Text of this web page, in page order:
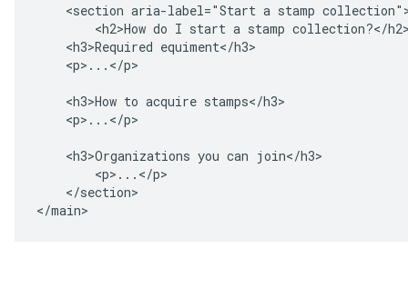
<section aria-label="Start a stamp
<h2>How do I start a stamp collection?</
    <h3>Required equiment</h3>
    <p>...</p>
    <h3>How to acquire stamps</h3>
    <p>...</p>
    <h3>Organizations you can join</h3>
        <p>...</p>
    </section>
</main>